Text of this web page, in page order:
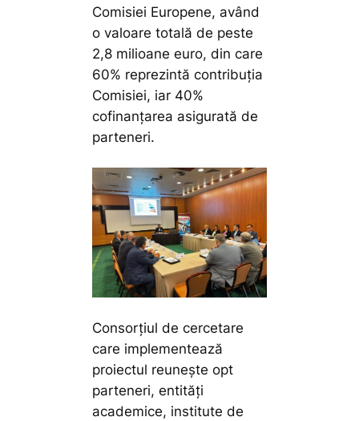
Comisiei Europene, având
o valoare totală de peste
2,8 milioane euro, din care
60% reprezintă contribuția
Comisiei, iar 40%
cofinanțarea asigurată de
parteneri.
Consorțiul de cercetare
care implementează
proiectul reunește opt
parteneri, entități
academice, institute de